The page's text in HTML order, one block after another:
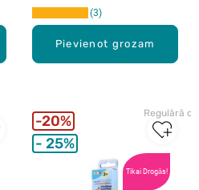
Pievienot grozam
3
Tikai Drogās!
Regulārā
20%
25%